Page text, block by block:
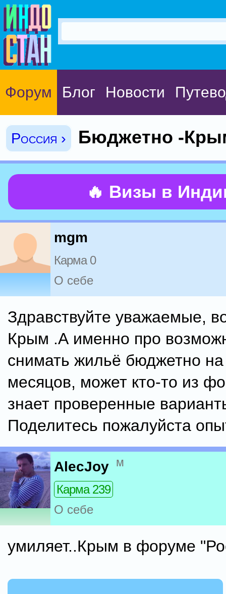
Форум Блог Новости
Россия › Бюджетно -
🔥 Визы в
mgm
Карма 0
О себе
Здравствуйте уважаемые,
Крым .А именно про
снимать жильё бюджетно
месяцов, может кто-то из
знает проверенные
Поделитесь пожалуйста
AlecJoy м
Карма 239
О себе
умиляет..Крым в форуме